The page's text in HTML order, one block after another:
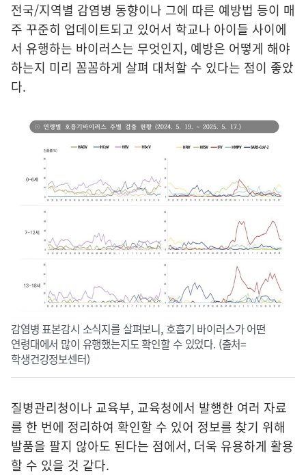
전국/지역별 감염병 동향이나 그에 따른 예방법 등이 매
주 꾸준히 업데이트되고 있어서 학교나 아이들 사이에
서 유행하는 바이러스는 무엇인지, 예방은 어떻게 해야
하는지 미리 꼼꼼하게 살펴 대처할 수 있다는 점이 좋았
다.
감염병 표본감시 소식지를 살펴보니, 호흡기 바이러스가 어떤
연령대에서 많이 유행했는지도 확인할 수 있었다. (출처=
학생건강정보센터)
질병관리청이나 교육부, 교육청에서 발행한 여러 자료
를 한 번에 정리하여 확인할 수 있어 정보를 찾기 위해
발품을 팔지 않아도 된다는 점에서, 더욱 유용하게 활용
할 수 있을 것 같다.